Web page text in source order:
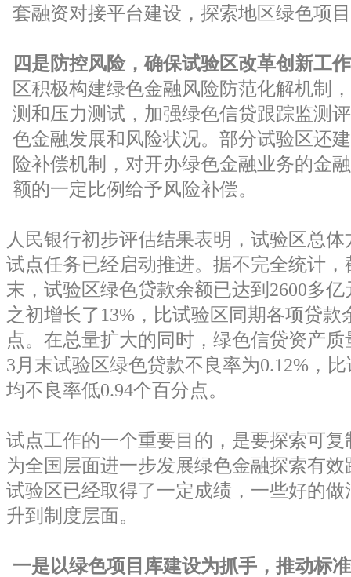
套融资对接平台建设，探索地区绿色项
四是防控风险，确保试验区改革创新工
区积极构建绿色金融风险防范化解机制
测和压力测试，加强绿色信贷跟踪监测
色金融发展和风险状况。部分试验区还
险补偿机制，对开办绿色金融业务的金
额的一定比例给予风险补偿。
人民银行初步评估结果表明，试验区总体
试点任务已经启动推进。据不完全统计，
末，试验区绿色贷款余额已达到2600多
之初增长了13%，比试验区同期各项贷款
点。在总量扩大的同时，绿色信贷资产
3月末试验区绿色贷款不良率为0.12%，
均不良率低0.94个百分点。
试点工作的一个重要目的，是要探索可
为全国层面进一步发展绿色金融探索有
试验区已经取得了一定成绩，一些好的
升到制度层面。
一是以绿色项目库建设为抓手，推动标